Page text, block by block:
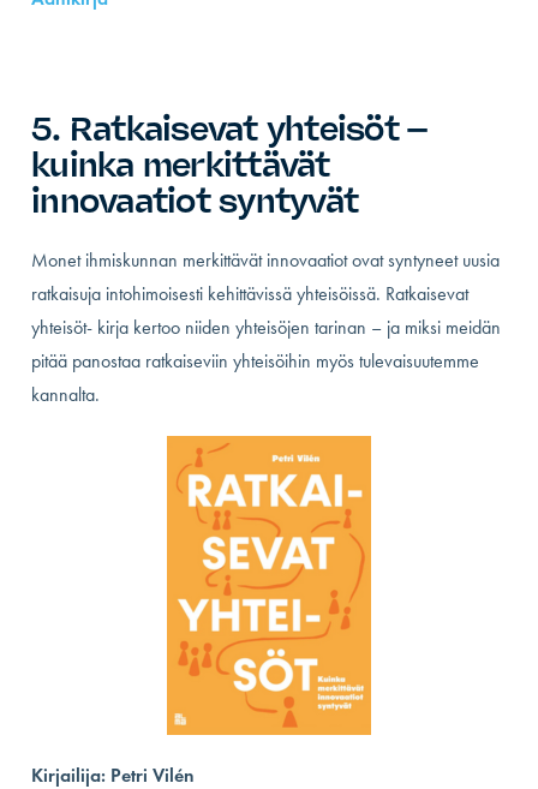
5. Ratkaisevat yhteisöt –
kuinka merkittävät
innovaatiot syntyvät
Monet ihmiskunnan merkittävät innovaatiot ovat syntyneet uusia
ratkaisuja intohimoisesti kehittävissä yhteisöissä. Ratkaisevat
yhteisöt- kirja kertoo niiden yhteisöjen tarinan – ja miksi meidän
pitää panostaa ratkaiseviin yhteisöihin myös tulevaisuutemme
kannalta.
Kirjailija: Petri Vilén